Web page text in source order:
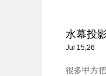
水幕投
Jul 15,26
很多甲方